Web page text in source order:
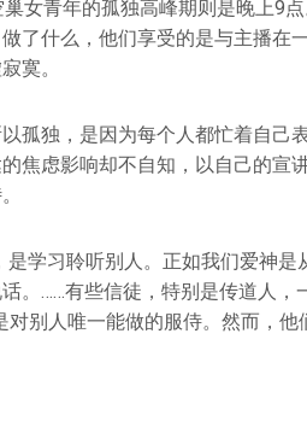
女青年的孤独高峰期则是晚上9
了什么，他们享受的是与主播在
寞。
孤独，是因为每个人都忙着自己
焦虑影响却不自知，以自己的宣
学习聆听别人。正如我们爱神是
。……有些信徒，特别是传道人，
对别人唯一能做的服侍。然而，